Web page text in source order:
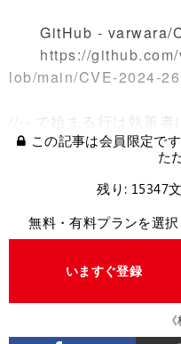
GitHub - varwara/
https://github.com/
lob/main/CVE-2024-
//-- で始まる行は執筆者
この記事は会員限定で
た
残り: 15347
無料・有料プランを選択
いますぐ登録